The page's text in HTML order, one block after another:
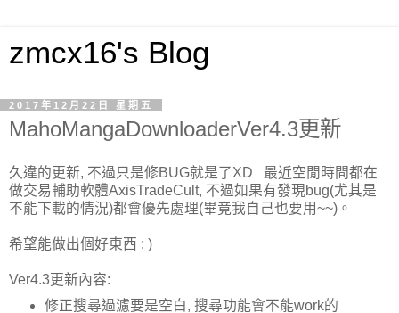
zmcx16's Blog
2017年12月22日 星期五
MahoMangaDownloaderVer4.3更新
久違的更新, 不過只是修BUG就是了XD 最近空閒時間都在
做交易輔助軟體AxisTradeCult, 不過如果有發現bug(尤其是
不能下載的情況)都會優先處理(畢竟我自己也要用~~)。
希望能做出個好東西 : )
Ver4.3更新內容:
修正搜尋過濾要是空白, 搜尋功能會不能work的